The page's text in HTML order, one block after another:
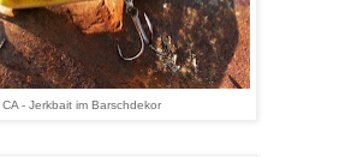
CA - Jerkbait im Barschdekor